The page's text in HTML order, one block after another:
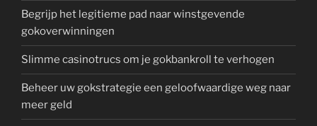
Begrijp het legitieme pad naar winstgevende
gokoverwinningen
Slimme casinotrucs om je gokbankroll te verhogen
Beheer uw gokstrategie een geloofwaardige weg naar
meer geld